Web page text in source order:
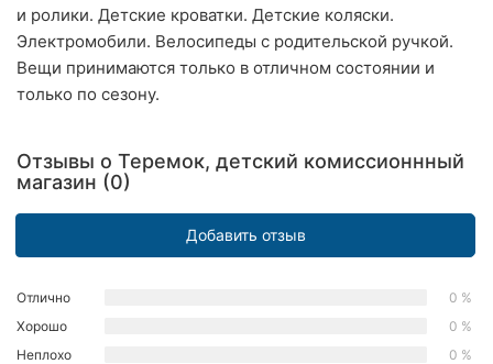
Запорожье
Днепр
Кривой
Рог
Полтава
и ролики. Детские кроватки. Детские коляски.
Электромобили. Велосипеды с родительской ручкой.
Вещи принимаются только в отличном состоянии и
только по сезону.
Отзывы о Теремок, детский комиссионнный
магазин (0)
Добавить отзыв
Отлично
0 %
Хорошо
0 %
Неплохо
0 %